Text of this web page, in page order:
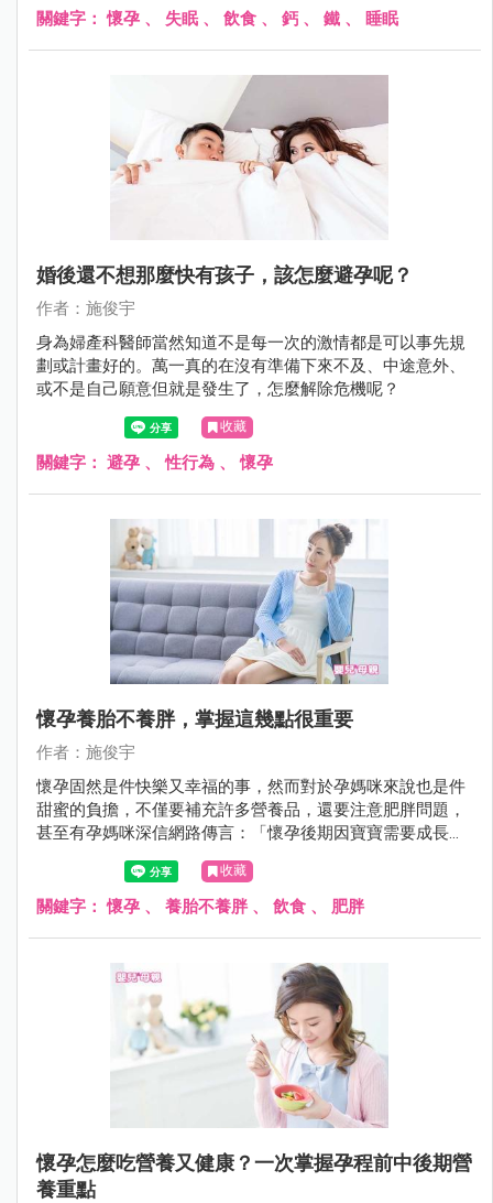
這著實成為孕婦的一個困擾。
關鍵字：懷孕 、 失眠、 飲食 、 鈣、 鐵 、 睡眠
婚後還不想那麼快有孩子，該怎麼避孕呢？
作者：施俊宇
身為婦產科醫師當然知道不是每一次的激情都是可以事先規
劃或計畫好的。萬一真的在沒有準備下來不及、中途意外、
或不是自己願意但就是發生了，怎麼解除危機呢？
收藏
關鍵字： 避孕 、性行為 、懷孕
懷孕養胎不養胖，掌握這幾點很重要
作者：施俊宇
懷孕固然是件快樂又幸福的事，然而對於孕媽咪來說也是件
甜蜜的負擔，不僅要補充許多營養品，還要注意肥胖問題，
甚至有孕媽咪深信網路傳言：「懷孕後期因寶寶需要成長，
所以吃甚麼都不用擔心胖到自己」，於是拼命吃的結果就是
生產後難以回復產前身形，嚴重的則可能影響健康。到底懷
孕要怎麼吃才能養胎不養胖呢？
收藏
關鍵字：懷孕 、 養胎不養胖、 飲食 、 肥胖
懷孕怎麼吃營養又健康？一次掌握孕程前中後期營
養重點